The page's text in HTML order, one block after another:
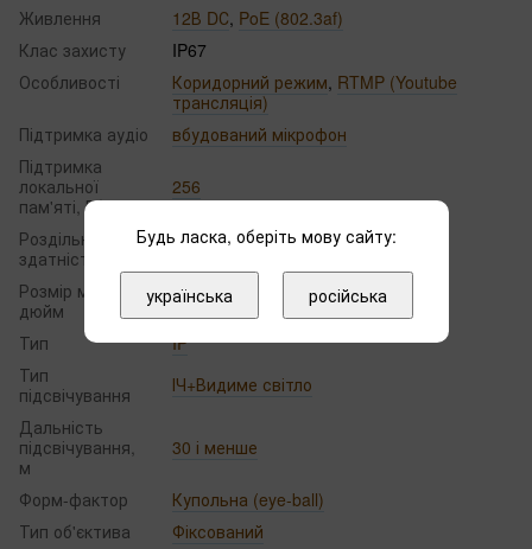
Живлення 12В DС, PoE (802.3af)
Клас захисту
IP67
Особливості
Коридорний режим, RTMP (Youtube
трансляція)
Підтримка аудіо
вбудований мікрофон
Підтримка
локальної
пам'яті, Гб
256
Роздільна
здатність
4 МП
Розмір матриці,
дюйм
1/2.9
Тип
IP
Тип
підсвічування
ІЧ+Видиме світло
Дальність
підсвічування,
м
30 і менше
Форм-фактор
Купольна (eye-ball)
Тип об'єктива
Фіксований
Будь ласка, оберіть мову сайту:
українська російська